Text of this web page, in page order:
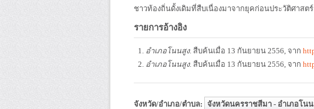
ชาวท้องถิ่นดั้งเดิมที่สืบเนื่องมาจากยุคก่อนประวัติศาส
รายการอ้างอิง
อำเภอโนนสูง. สืบค้นเมื่อ 13 กันยายน 2556, จาก
อำเภอโนนสูง. สืบค้นเมื่อ 13 กันยายน 2556, จาก
จังหวัด/อำเภอ/ตำบล: